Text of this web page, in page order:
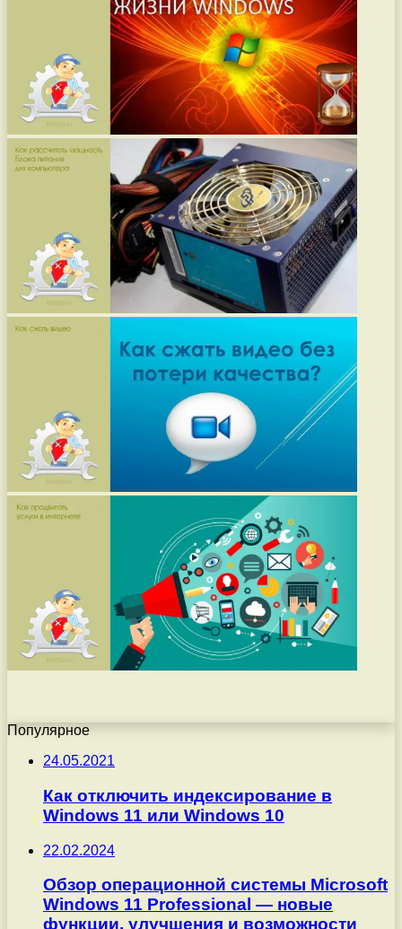
Популярное
24.05.2021
Как отключить индексирование в
Windows 11 или Windows 10
22.02.2024
Обзор операционной системы Microsoft
Windows 11 Professional — новые
функции, улучшения и возможности